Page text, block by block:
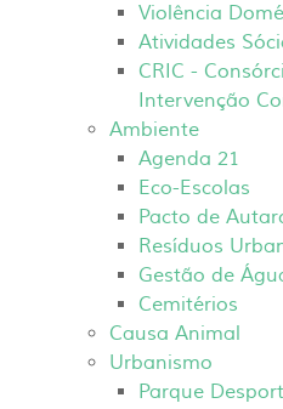
Violência
Atividades
CRIC -
Intervenção
Ambiente
Agenda 21
Eco-Escolas
Pacto de
Resíduos
Gestão de
Cemitérios
Causa Animal
Urbanismo
Parque